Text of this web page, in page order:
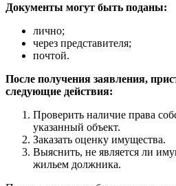
Документы могут быть поданы:
лично;
через представителя;
почтой.
После получения заявления,
следующие действия:
Проверить наличие права
указанный объект.
Заказать оценку имущества.
Выяснить, не является ли
жильем должника.